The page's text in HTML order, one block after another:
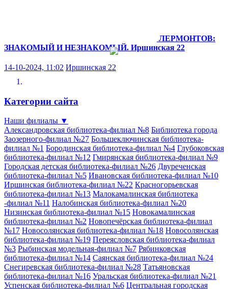
ЛЕРМОНТОВ:
ЗНАКОМЫЙ И НЕЗНАКОМЫЙ. Иршинская 22
14-10-2024, 11:02 Иршинская 22
Категории сайта
Наши филиалы ▼
Александровская библиотека-филиал №8 Библиотека города
Заозерного-филиал №27 Большеключинская библиотека-
филиал №1 Бородинская библиотека-филиал №4 Глубоковская
библиотека-филиал №12 Гмирянская библиотека-филиал №9
Городская детская библиотека-филиал №26 Двуреченская
библиотека-филиал №5 Ивановская библиотека-филиал №10
Иршинская библиотека-филиал №22 Красногорьевская
библиотека-филиал №13 Малокамалинская библиотека
-филиал №11 Налобинская библиотека-филиал №20
Низинская библиотека-филиал №15 Новокамалинская
библиотека-филиал №2 Новопечёрская библиотека-филиал
№17 Новосолянская библиотека-филиал №18 Новосолянская
библиотека-филиал №19 Переясловская библиотека-филиал
№3 Рыбинская модельная-филиал №7 Рябинковская
библиотека-филиал №14 Саянская библиотека-филиал №24
Снегиревская библиотека-филиал №28 Татьяновская
библиотека-филиал №16 Уральская библиотека-филиал №21
Успенская библиотека-филиал №6 Центральная городская